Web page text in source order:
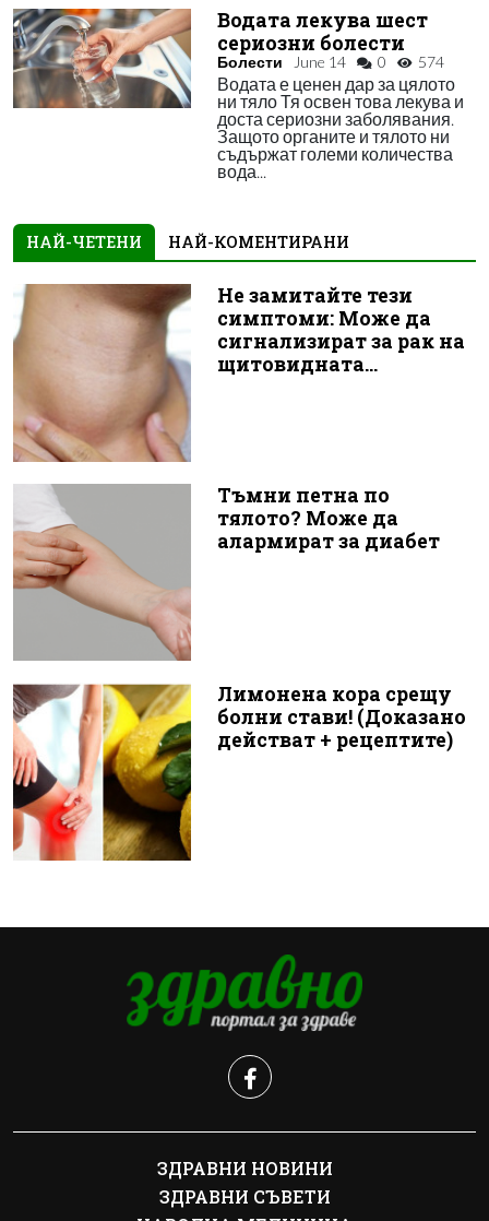
Водата лекува шест
сериозни болести
Болести June 14 0 574
Водата е ценен дар за цялото
ни тяло Тя освен това лекува и
доста сериозни заболявания.
Защото органите и тялото ни
съдържат големи количества
вода...
НАЙ-ЧЕТЕНИ НАЙ-КОМЕНТИРАНИ
Не замитайте тези
симптоми: Може да
сигнализират за рак на
щитовидната...
Тъмни петна по
тялото? Може да
алармират за диабет
Лимонена кора срещу
болни стави! (Доказано
действат + рецептите)
ЗДРАВНИ НОВИНИ
ЗДРАВНИ СЪВЕТИ